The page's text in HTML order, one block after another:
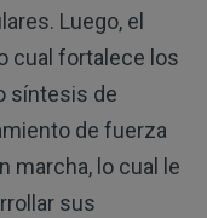
Luego, el
cual fortalece los
síntesis de
de fuerza
marcha, lo cual le
sus